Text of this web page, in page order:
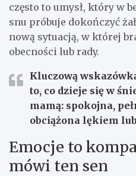
często to umysł, który w
snu próbuje dokończyć
nową sytuacją, w której
obecności lub rady.
Kluczową
to, co dzieje się w
mamą: spokojna,
obciążona lękiem
Emocje to
mówi ten sen